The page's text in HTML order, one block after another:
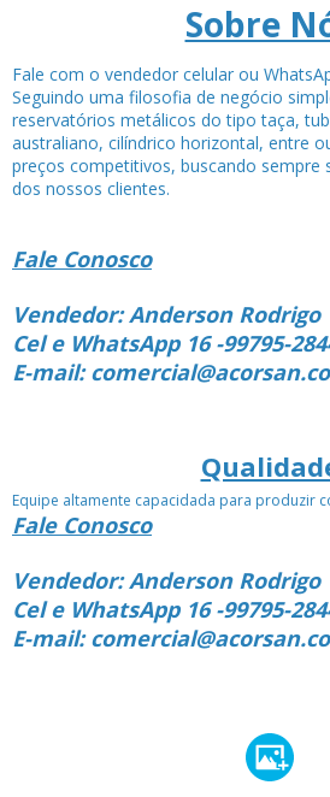
Sobre
Fale com o vendedor celular ou
Seguindo uma filosofia de negócio
reservatórios metálicos do tipo taça,
australiano, cilíndrico horizontal, entre
preços competitivos, buscando sempre
dos nossos clientes.
Fale Conosco
Vendedor: Anderson Rodrigo
Cel e WhatsApp 16 -99795-
E-mail:
Equipe altamente capacidada para produzir
Fale Conosco
Vendedor: Anderson Rodrigo
Cel e WhatsApp 16 -99795-
E-mail: